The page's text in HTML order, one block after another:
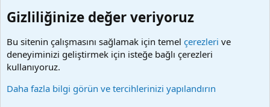
kaldırılacaktır. Sitemizde Bulunan Videolar YouTube,
alınmaktadır. Telif hakları sorumluluğu bu sitelere aittir.
Videoların hiç biri sunucularımızda bulunmamaktadır.
Gizliliğinize değer veriyoruz
Bu sitenin çalışmasını sağlamak için temel çerezleri ve
deneyiminizi geliştirmek için isteğe bağlı çerezleri
kullanıyoruz.
Daha fazla bilgi görün ve tercihlerinizi yapılandırın